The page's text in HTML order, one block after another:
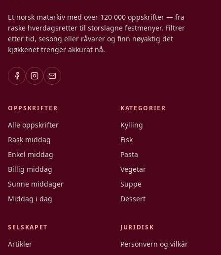
Et norsk matarkiv med over 120 000 oppskrifter — fra
raske hverdagsretter til storslagne festmenyer. Filtrer
etter tid, sesong eller råvarer og finn nøyaktig det
kjøkkenet trenger akkurat nå.
OPPSKRIFTER
Alle oppskrifter
Rask middag
Enkel middag
Billig middag
Sunne middager
Middag i dag
KATEGORIER
Kylling
Fisk
Pasta
Vegetar
Suppe
Dessert
SELSKAPET
Artikler
JURIDISK
Personvern og vilkår